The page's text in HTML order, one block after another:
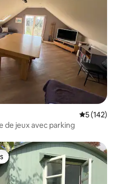
Évaluation
5 (142)
de jeux avec parking
plus appréciés